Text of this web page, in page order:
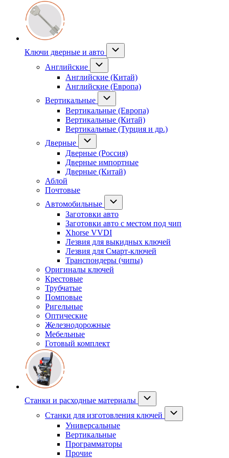
Ключи дверные и авто
Английские
Английские (Китай)
Английские (Европа)
Вертикальные
Вертикальные (Европа)
Вертикальные (Китай)
Вертикальные (Турция и др.)
Дверные
Дверные (Россия)
Дверные импортные
Дверные (Китай)
Аблой
Почтовые
Автомобильные
Заготовки авто
Заготовки авто с местом под чип
Xhorse VVDI
Лезвия для выкидных ключей
Лезвия для Смарт-ключей
Транспондеры (чипы)
Оригиналы ключей
Крестовые
Трубчатые
Помповые
Ригельные
Оптические
Железнодорожные
Мебельные
Готовый комплект
Станки и расходные материалы
Станки для изготовления ключей
Универсальные
Вертикальные
Программаторы
Прочие